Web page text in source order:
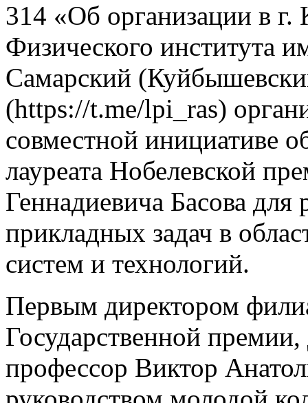
314 «Об организации в
Физического
Самарский
(https://t.me/lpi_ras)
совместной инициативе
лауреата Нобелевской
Геннадиевича Басова
прикладных задач в
систем и технологий.
Первым директором
Государственной
профессор Виктор